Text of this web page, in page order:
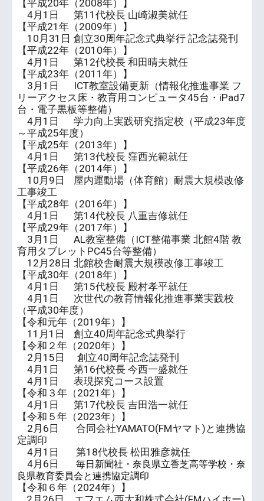
【平成20年（2008年）】
4月1日
第11代校長 山崎淑美就任
【平成21年（2009年）】
10月31日 創立30周年記念式典挙行 記念誌発刊
【平成22年（2010年）】
4月1日
第12代校長 和田晴夫就任
【平成23年（2011年）】
3月1日
ICT教室設備更新（情報化推進事業 フ
リーアクセス床・教育用コンピュータ45台・iPad7
台・電子黒板等整備）
4月1日
学力向上実践研究指定校（平成23年度
～平成25年度）
【平成25年（2013年）】
4月1日
第13代校長 窪西光範就任
【平成26年（2014年）】
10月9日
屋内運動場（体育館）耐震大規模改修
工事竣工
【平成28年（2016年）】
4月1日
第14代校長 八重吉修就任
【平成29年（2017年）】
3月1日
AL教室整備（ICT整備事業 北館4階 教
育用タブレットPC45台等整備）
12月28日 北館校舎耐震大規模改修工事竣工
【平成30年（2018年）】
4月1日
第15代校長 殿村孝平就任
4月1日
次世代の教育情報化推進事業実践校
（平成30年度）
【令和元年（2019年）】
11月1日
創立40周年記念式典挙行
【令和２年（2020年）】
2月15日 創立40周年記念誌発刊
4月1日
第16代校長 今西一盛就任
4月1日
表現探究コース設置
【令和３年（2021年）】
4月1日
第17代校長 吉田浩一就任
【令和 ５年（2023年）】
2月6日 合同会社YAMATO(FMヤマト)と連携協
定調印
4月1日 第18代校長 松田雅彦就任
4月6日毎日新聞社・奈良県立香芝高等学校・奈
良県教育委員会と連携協定調印
【令和 ６年（2024年）】